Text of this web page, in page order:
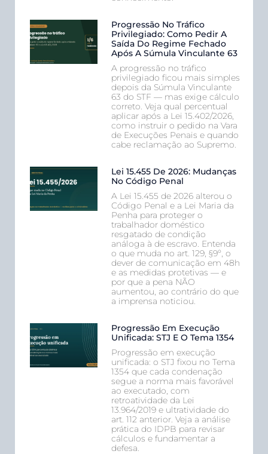
Progressão No Tráfico
Privilegiado: Como Pedir A
Saída Do Regime Fechado
Após A Súmula Vinculante 63
A progressão no tráfico
privilegiado ficou mais simples
depois da Súmula Vinculante
63 do STF — mas exige cálculo
correto. Veja qual percentual
aplicar após a Lei 15.402/2026,
como instruir o pedido na Vara
de Execuções Penais e quando
cabe reclamação ao Supremo.
Lei 15.455 De 2026: Mudanças
No Código Penal
A Lei 15.455 de 2026 alterou o
Código Penal e a Lei Maria da
Penha para proteger o
trabalhador doméstico
resgatado de condição
análoga à de escravo. Entenda
o que muda no art. 129, §9º, o
dever de comunicação em 48h
e as medidas protetivas — e
por que a pena NÃO
aumentou, ao contrário do que
a imprensa noticiou.
Progressão Em Execução
Unificada: STJ E O Tema 1354
Progressão em execução
unificada: o STJ fixou no Tema
1354 que cada condenação
segue a norma mais favorável
ao executado, com
retroatividade da Lei
13.964/2019 e ultratividade do
art. 112 anterior. Veja a análise
prática do IDPB para revisar
cálculos e fundamentar a
defesa.